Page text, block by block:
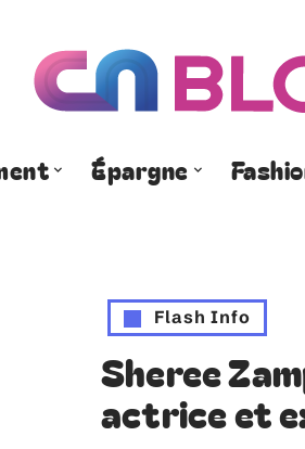
Épargne
Flash Info
Sheree
actrice et